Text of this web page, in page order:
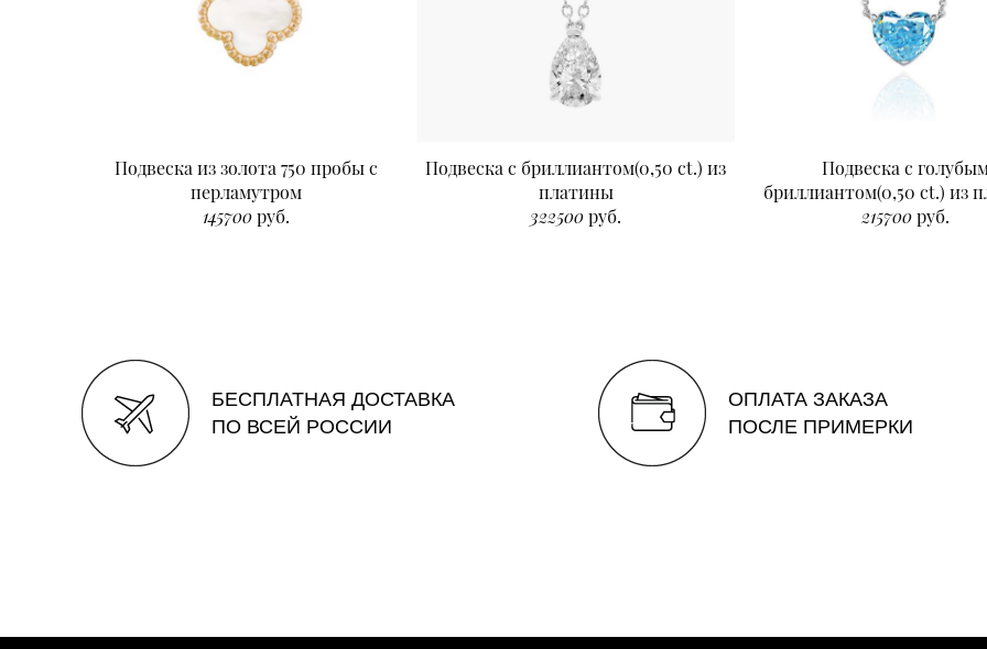
Подвеска из золота 750 пробы с
перламутром
145700руб.
Подвеска с бриллиантом(0,50 ct.) из
платины
322500руб.
Подвеска с
бриллиантом(0,50 ct.) из
215700руб.
БЕСПЛАТНАЯ ДОСТАВКА
ПО ВСЕЙ РОССИИ
ОПЛАТА ЗАКАЗА
ПОСЛЕ ПРИМЕРКИ